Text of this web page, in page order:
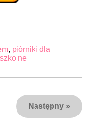
, piórniki dla
Następny »